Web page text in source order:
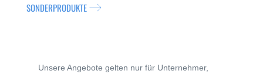
SONDERPRODUKTE
Unsere Angebote gelten nur für Unternehmer,